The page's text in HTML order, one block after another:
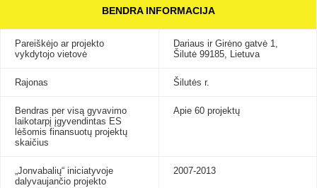
BENDRA INFORMACIJA
Pareiškėjo ar projekto
vykdytojo vietovė
Dariaus ir Girėno gatvė 1,
Šilutė 99185, Lietuva
Rajonas Šilutės r.
Bendras per visą gyvavimo
laikotarpį įgyvendintas ES
lėšomis finansuotų projektų
skaičius
Apie 60 projektų
„Jonvabalių“ iniciatyvoje
dalyvaujančio projekto
2007-2013